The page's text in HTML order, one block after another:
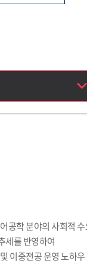
부
공학 분야의 사회적
세를 반영하여
이중전공 운영 노하우